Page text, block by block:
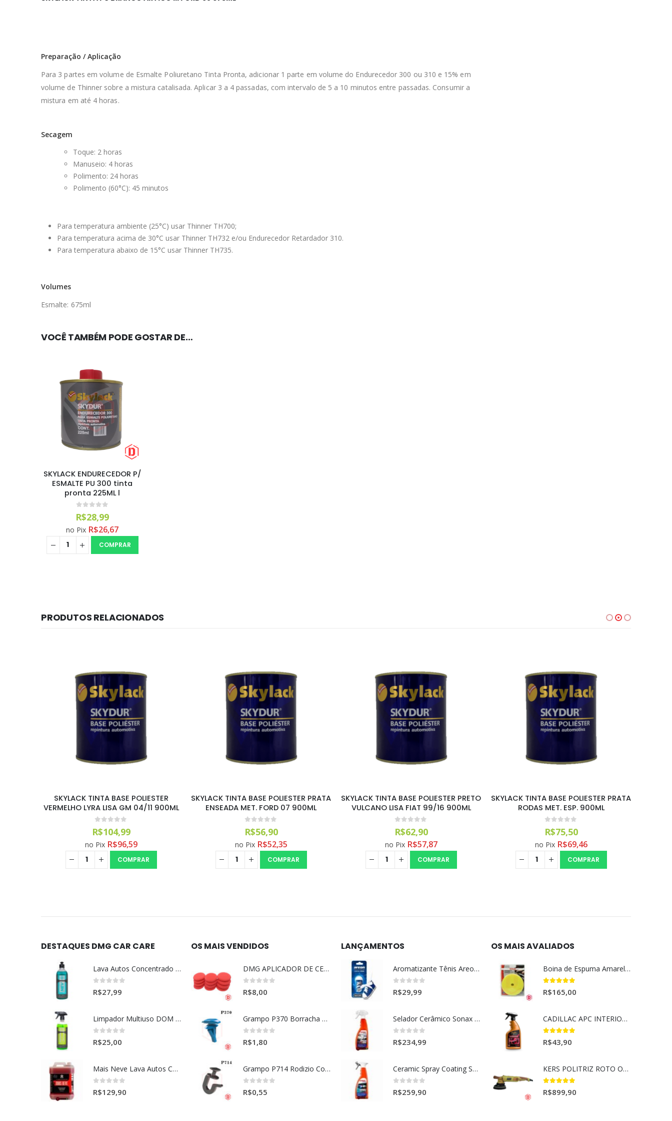
Preparação / Aplicação
Para 3 partes em volume de Esmalte Poliuretano Tinta Pronta, adicionar 1 parte em volume do Endurecedor 300 ou 310 e 15% em
volume de Thinner sobre a mistura catalisada. Aplicar 3 a 4 passadas, com intervalo de 5 a 10 minutos entre passadas. Consumir a
mistura em até 4 horas.
Secagem
Toque: 2 horas
Manuseio: 4 horas
Polimento: 24 horas
Polimento (60°C): 45 minutos
Para temperatura ambiente (25°C) usar Thinner TH700;
Para temperatura acima de 30°C usar Thinner TH732 e/ou Endurecedor Retardador 310.
Para temperatura abaixo de 15°C usar Thinner TH735.
Volumes
Esmalte: 675ml
VOCÊ TAMBÉM PODE GOSTAR DE
SKYLACK ENDURECEDOR P/
ESMALTE PU 300 tinta
pronta 225ML l
out of 5
R$28,99
no Pix R$26,67
COMPRAR
PRODUTOS RELACIONADOS
SKYLACK TINTA BASE POLIESTER
VERMELHO LYRA LISA GM 04/11 900ML
out of 5
R$104,99
no Pix R$96,59
COMPRAR
SKYLACK TINTA BASE POLIESTER PRATA
ENSEADA MET. FORD 07 900ML
out of 5
R$56,90
no Pix R$52,35
COMPRAR
SKYLACK TINTA BASE POLIESTER PRETO
VULCANO LISA FIAT 99/16 900ML
out of 5
R$62,90
no Pix R$57,87
COMPRAR
SKYLACK TINTA BASE POLIESTER PRATA
RODAS MET. ESP. 900ML
out of 5
R$75,50
no Pix R$69,46
COMPRAR
DESTAQUES DMG CAR CARE
Lava Autos Concentrado NEV (nevada) 1:400 (500ml)
R$27,99
Limpador Multiuso DOM (Dominos) Dmg Pronto P/Uso (500ml)
R$25,00
Mais Neve Lava Autos Concentrado 1:400 X-SHINE 5Litros
R$129,90
OS MAIS VENDIDOS
DMG APLICADOR DE CERA ULTRA MACIO VERMELHO l
R$8,00
Grampo P370 Borracha Porta (HONDA-TOYOTA)
R$1,80
Grampo P714 Rodizio Cortina (VOLVO)
R$0,55
LANÇAMENTOS
Aromatizante Tênis Areon Fresh Wave New Car / Carro Novo
R$29,99
Selador Cerâmico Sonax Xtreme Ceramic Spray + Seal (750ml)
R$234,99
Ceramic Spray Coating Sonax 750ml
R$259,90
OS MAIS AVALIADOS
Boina de Espuma Amarela Médio Agressiva Sonax (5")
R$165,00
CADILLAC APC INTERIORES 650ML
R$43,90
KERS POLITRIZ ROTO ORBITAL 15MM GOLD 127V l
R$899,90